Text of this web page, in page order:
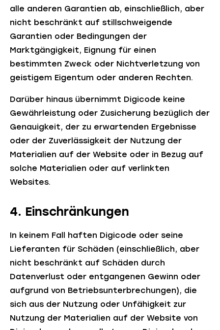
alle anderen Garantien ab, einschließlich, aber
nicht beschränkt auf stillschweigende
Garantien oder Bedingungen der
Marktgängigkeit, Eignung für einen
bestimmten Zweck oder Nichtverletzung von
geistigem Eigentum oder anderen Rechten.
Darüber hinaus übernimmt Digicode keine
Gewährleistung oder Zusicherung bezüglich der
Genauigkeit, der zu erwartenden Ergebnisse
oder der Zuverlässigkeit der Nutzung der
Materialien auf der Website oder in Bezug auf
solche Materialien oder auf verlinkten
Websites.
4. Einschränkungen
In keinem Fall haften Digicode oder seine
Lieferanten für Schäden (einschließlich, aber
nicht beschränkt auf Schäden durch
Datenverlust oder entgangenen Gewinn oder
aufgrund von Betriebsunterbrechungen), die
sich aus der Nutzung oder Unfähigkeit zur
Nutzung der Materialien auf der Website von